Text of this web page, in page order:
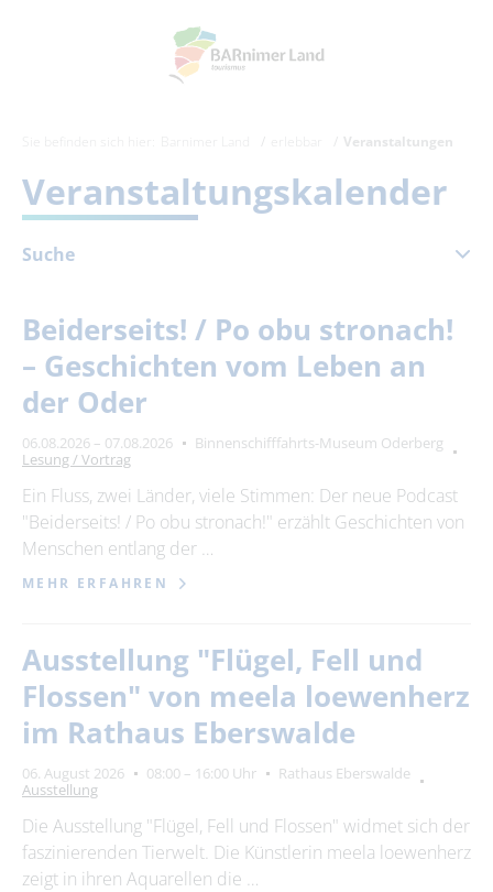
Veranstaltungen
Veranstaltungskalender
Suche
August 2026
Mo Di Mi Do Fr Sa So
1
3
4
10
11 12 13 14 15
16
17
18 19 20 21 22
23
24
25 26 27 28 29
30
Zeitraum
von
Kategorie
Beiderseits! / Po obu stronach!
– Geschichten vom Leben an
der Oder
06.08.2026 – 07.08.2026
Binnenschifffahrts-Museum Oderberg
Lesung / Vortrag
Ein Fluss, zwei Länder, viele Stimmen: Der neue Podcast
"Beiderseits! / Po obu stronach!" erzählt Geschichten von
Menschen entlang der …
MEHR ERFAHREN
Ausstellung "Flügel, Fell und
Flossen" von meela loewenherz
im Rathaus Eberswalde
06. August 2026 08:00 – 16:00 Uhr
Rathaus Eberswalde
Ausstellung
Die Ausstellung "Flügel, Fell und Flossen" widmet sich der
faszinierenden Tierwelt. Die Künstlerin meela loewenherz
zeigt in ihren Aquarellen die …